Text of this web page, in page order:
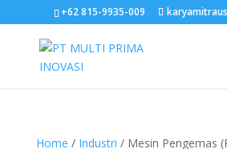
+62 815-9935-009
Home / Industri / Mesin Pengemas